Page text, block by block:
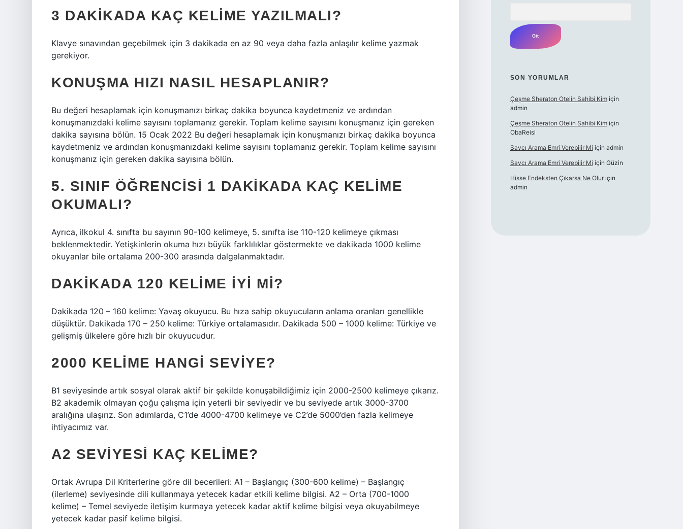
3 DAKIKADA KAÇ KELIME YAZILMALI?
Klavye sınavından geçebilmek için 3 dakikada en az 90 veya daha fazla anlaşılır kelime yazmak
gerekiyor.
KONUŞMA HIZI NASIL HESAPLANIR?
Bu değeri hesaplamak için konuşmanızı birkaç dakika boyunca kaydetmeniz ve ardından
konuşmanızdaki kelime sayısını toplamanız gerekir. Toplam kelime sayısını konuşmanız için gereken
dakika sayısına bölün. 15 Ocak 2022 Bu değeri hesaplamak için konuşmanızı birkaç dakika boyunca
kaydetmeniz ve ardından konuşmanızdaki kelime sayısını toplamanız gerekir. Toplam kelime sayısını
konuşmanız için gereken dakika sayısına bölün.
5. SINIF ÖĞRENCISI 1 DAKIKADA KAÇ KELIME
OKUMALI?
Ayrıca, ilkokul 4. sınıfta bu sayının 90-100 kelimeye, 5. sınıfta ise 110-120 kelimeye çıkması
beklenmektedir. Yetişkinlerin okuma hızı büyük farklılıklar göstermekte ve dakikada 1000 kelime
okuyanlar bile ortalama 200-300 arasında dalgalanmaktadır.
DAKIKADA 120 KELIME IYI MI?
Dakikada 120 – 160 kelime: Yavaş okuyucu. Bu hıza sahip okuyucuların anlama oranları genellikle
düşüktür. Dakikada 170 – 250 kelime: Türkiye ortalamasıdır. Dakikada 500 – 1000 kelime: Türkiye ve
gelişmiş ülkelere göre hızlı bir okuyucudur.
2000 KELIME HANGI SEVIYE?
B1 seviyesinde artık sosyal olarak aktif bir şekilde konuşabildiğimiz için 2000-2500 kelimeye çıkarız.
B2 akademik olmayan çoğu çalışma için yeterli bir seviyedir ve bu seviyede artık 3000-3700
aralığına ulaşırız. Son adımlarda, C1’de 4000-4700 kelimeye ve C2’de 5000’den fazla kelimeye
ihtiyacımız var.
A2 SEVIYESI KAÇ KELIME?
Ortak Avrupa Dil Kriterlerine göre dil becerileri: A1 – Başlangıç ​​(300-600 kelime) – Başlangıç ​​
(ilerleme) seviyesinde dili kullanmaya yetecek kadar etkili kelime bilgisi. A2 – Orta (700-1000
kelime) – Temel seviyede iletişim kurmaya yetecek kadar aktif kelime bilgisi veya okuyabilmeye
yetecek kadar pasif kelime bilgisi.
SON YORUMLAR
Çeşme Sheraton Otelin Sahibi Kimiçin
admin
Çeşme Sheraton Otelin Sahibi Kimiçin
ObaReisi
Savcı Arama Emri Verebilir Mi için admin
Savcı Arama Emri Verebilir Mi için Güzin
Hisse Endeksten Çıkarsa Ne Oluriçin
admin